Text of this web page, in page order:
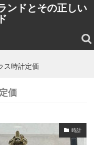
ンドとその正しい
ス時計定価
価
時計